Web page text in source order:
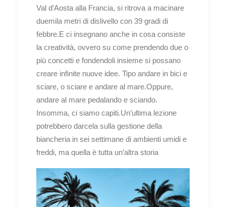
Val d’Aosta alla Francia, si ritrova a macinare
duemila metri di dislivello con 39 gradi di
febbre.E ci insegnano anche in cosa consiste
la creatività, ovvero su come prendendo due o
più concetti e fondendoli insieme si possano
creare infinite nuove idee. Tipo andare in bici e
sciare, o sciare e andare al mare.Oppure,
andare al mare pedalando e sciando.
Insomma, ci siamo capiti.Un’ultima lezione
potrebbero darcela sulla gestione della
biancheria in sei settimane di ambienti umidi e
freddi, ma quella è tutta un’altra storia